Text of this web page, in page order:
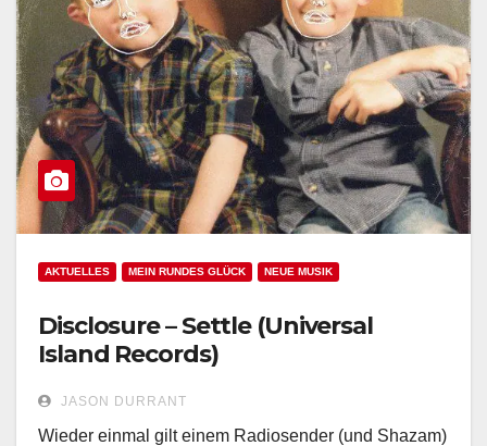
AKTUELLES MEIN RUNDES GLÜCK NEUE MUSIK
Disclosure – Settle (Universal
Island Records)
JASON DURRANT
Wieder einmal gilt einem Radiosender (und Shazam)